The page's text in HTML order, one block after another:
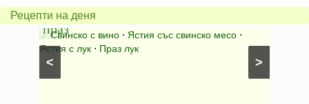
Рецепти на деня
>
<
с
праз
Свинско с вино ⋅ Ястия със свинско месо ⋅
Ястия с лук ⋅ Праз лук
яйца